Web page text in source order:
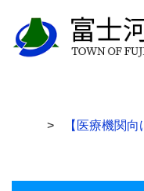
【医療機関